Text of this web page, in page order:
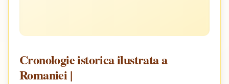
Cronologie istorica ilustrata a
Romaniei |